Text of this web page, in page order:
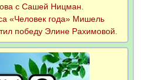
с Сашей Ницман.
«Человек года» Мишель
победу Элине Рахимовой.